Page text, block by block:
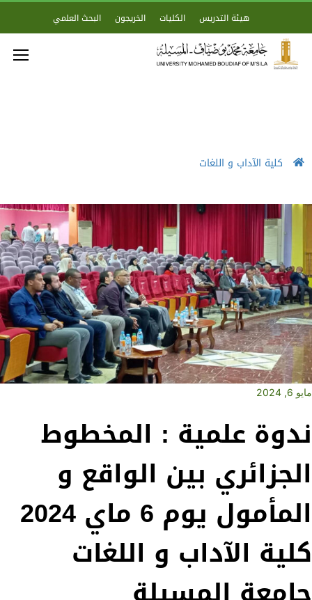
هيئة التدريس الكليات الخريجون البحث العلمي
كلية الآداب و اللغات
مايو 6, 2024
ندوة علمية : المخطوط
الجزائري بين الواقع و
المأمول يوم 6 ماي 2024
كلية الآداب و اللغات